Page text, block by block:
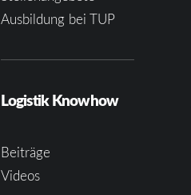
Ausbildung bei TUP
Logistik Knowhow
Beiträge
Videos